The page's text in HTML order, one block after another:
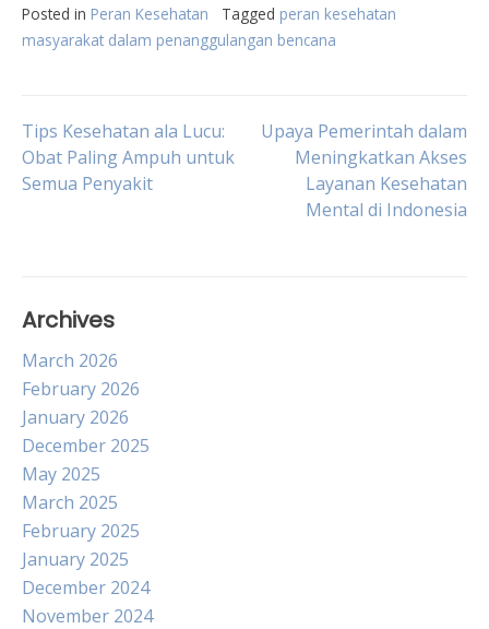
Posted in Peran Kesehatan Tagged peran kesehatan
masyarakat dalam penanggulangan bencana
Post
navigation
Tips Kesehatan ala Lucu:
Obat Paling Ampuh untuk
Semua Penyakit
Upaya Pemerintah dalam
Meningkatkan Akses
Layanan Kesehatan
Mental di Indonesia
Archives
March 2026
February 2026
January 2026
December 2025
May 2025
March 2025
February 2025
January 2025
December 2024
November 2024